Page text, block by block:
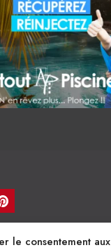
le consentement aux